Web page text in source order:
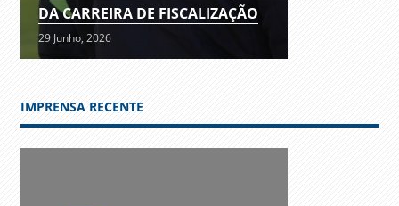
DA CARREIRA DE FISCALIZAÇÃO
29 Junho, 2026
IMPRENSA RECENTE